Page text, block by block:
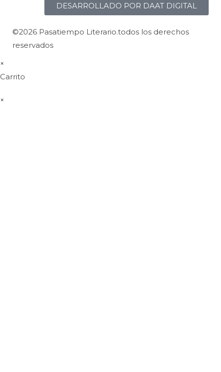
©2026 Pasatiempo Literario.todos los derechos
reservados
DESARROLLADO POR DAAT DIGITAL
×
Carrito
×